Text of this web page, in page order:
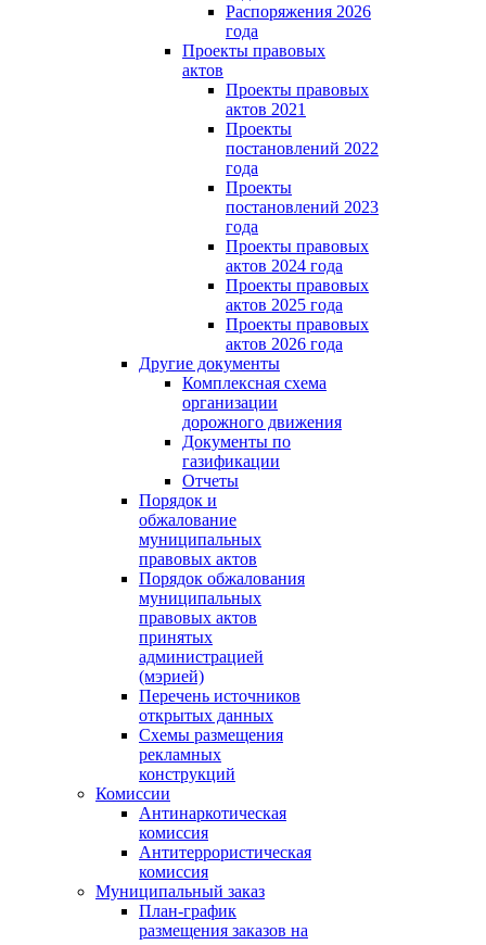
Распоряжения 2026
года
Проекты правовых
актов
Проекты правовых
актов 2021
Проекты
постановлений 2022
года
Проекты
постановлений 2023
года
Проекты правовых
актов 2024 года
Проекты правовых
актов 2025 года
Проекты правовых
актов 2026 года
Другие документы
Комплексная схема
организации
дорожного движения
Документы по
газификации
Отчеты
Порядок и
обжалование
муниципальных
правовых актов
Порядок обжалования
муниципальных
правовых актов
принятых
администрацией
(мэрией)
Перечень источников
открытых данных
Схемы размещения
рекламных
конструкций
Комиссии
Антинаркотическая
комиссия
Антитеррористическая
комиссия
Муниципальный заказ
План-график
размещения заказов на